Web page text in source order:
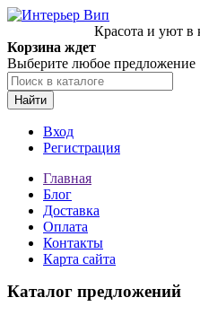
Красота и уют в
Корзина ждет
Выберите любое предложение
Найти
Вход
Регистрация
Главная
Блог
Доставка
Оплата
Контакты
Карта сайта
Каталог предложений